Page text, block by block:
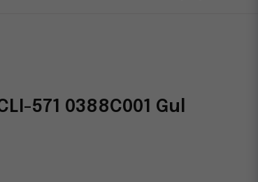
571 0388C001 Gul